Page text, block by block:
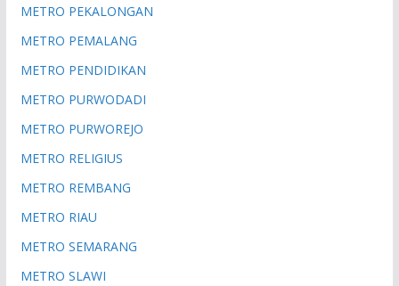
METRO PEKALONGAN
METRO PEMALANG
METRO PENDIDIKAN
METRO PURWODADI
METRO PURWOREJO
METRO RELIGIUS
METRO REMBANG
METRO RIAU
METRO SEMARANG
METRO SLAWI